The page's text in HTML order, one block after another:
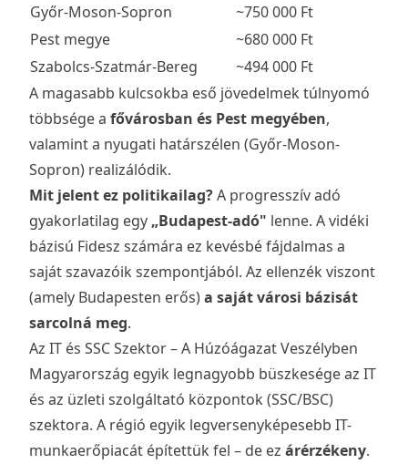
Győr-Moson-Sopron
~750 000 Ft
Pest megye
~680 000 Ft
Szabolcs-Szatmár-Bereg
~494 000 Ft
A magasabb kulcsokba eső jövedelmek túlnyomó
többsége a fővárosban és Pest megyében,
valamint a nyugati határszélen (Győr-Moson-
Sopron) realizálódik.
Mit jelent ez politikailag?A progresszív adó
gyakorlatilag egy „Budapest-adó" lenne. A vidéki
bázisú Fidesz számára ez kevésbé fájdalmas a
saját szavazóik szempontjából. Az ellenzék viszont
(amely Budapesten erős)a saját városi bázisát
sarcolná meg.
Az IT és SSC Szektor – A Húzóágazat Veszélyben
Magyarország egyik legnagyobb büszkesége az IT
és az üzleti szolgáltató központok (SSC/BSC)
szektora. A régió egyik legversenyképesebb IT-
munkaerőpiacát építettük fel – de ez árérzékeny.